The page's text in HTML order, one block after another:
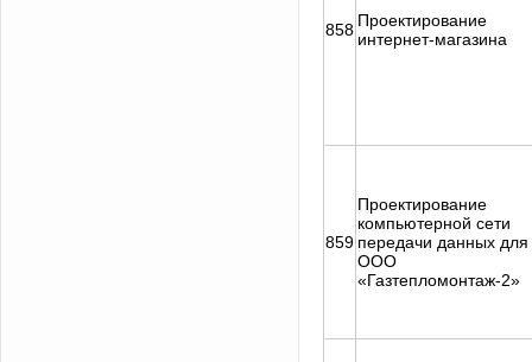
858 Проектирование
интернет-магазина
859
Проектирование
компьютерной сети
передачи данных для
ООО
«Газтепломонтаж-2»